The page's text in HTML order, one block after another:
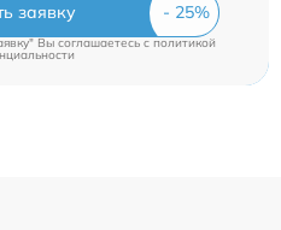
заявку
Вы соглашаетесь c политикой